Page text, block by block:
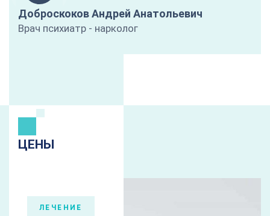
Доброскоков Андрей Анатольевич
Врач психиатр - нарколог
ЦЕНЫ
ЛЕЧЕНИЕ